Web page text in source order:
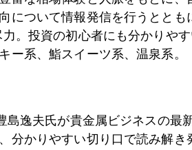
ＮＹ市場の反応は冷ややか
ル金利５％超も
１％まで低下
について情報発信を行うととも
。投資の初心者にも分かりや
ー系、鮨スイーツ系、温泉系。
島逸夫氏が貴金属ビジネスの最
分かりやすい切り口で読み解き